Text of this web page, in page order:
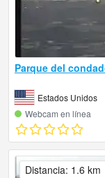
Parque del
Estados Unidos
Webcam en línea
Distancia: 1.6 km